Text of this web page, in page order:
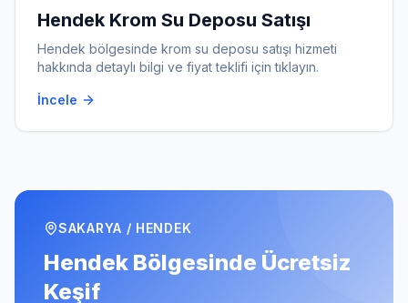
Hendek Krom Su Deposu Satışı
Hendek bölgesinde krom su deposu satışı hizmeti
hakkında detaylı bilgi ve fiyat teklifi için tıklayın.
İncele
SAKARYA / HENDEK
Hendek Bölgesinde Ücretsiz
Keşif